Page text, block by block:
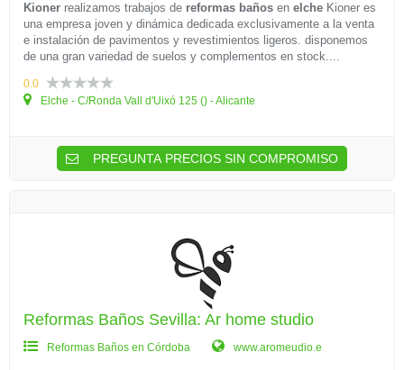
Kioner realizamos trabajos de reformas baños en elche Kioner es
una empresa joven y dinámica dedicada exclusivamente a la venta
e instalación de pavimentos y revestimientos ligeros. disponemos
de una gran variedad de suelos y complementos en stock....
0.0
Elche - C/Ronda Vall d'Uixó 125 () - Alicante
PREGUNTA PRECIOS SIN COMPROMISO
Reformas Baños Sevilla: Ar home studio
Reformas Baños en Córdoba www.aromeudio.e